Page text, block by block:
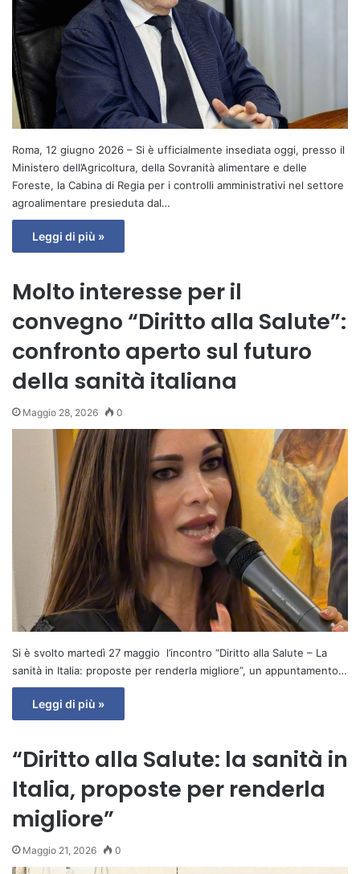
Roma, 12 giugno 2026 – Si è ufficialmente insediata oggi, presso il
Ministero dell’Agricoltura, della Sovranità alimentare e delle
Foreste, la Cabina di Regia per i controlli amministrativi nel settore
agroalimentare presieduta dal…
Leggi di più »
Molto interesse per il
convegno “Diritto alla Salute”:
confronto aperto sul futuro
della sanità italiana
Maggio 28, 2026 0
Si è svolto martedì 27 maggio l’incontro “Diritto alla Salute – La
sanità in Italia: proposte per renderla migliore”, un appuntamento…
Leggi di più »
“Diritto alla Salute: la sanità in
Italia, proposte per renderla
migliore”
Maggio 21, 2026 0